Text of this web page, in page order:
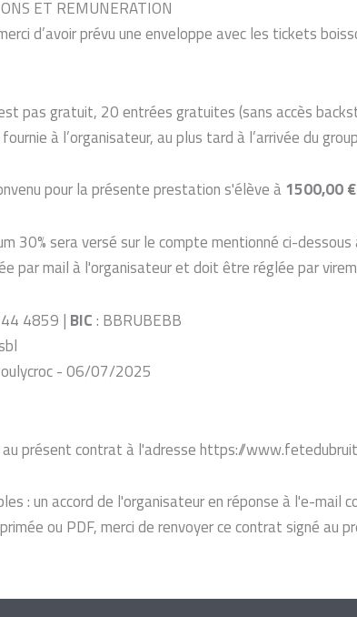
ET REMUNERATION
d’avoir prévu une enveloppe avec les tickets
pas gratuit, 20 entrées gratuites (sans accès
à l’organisateur, au plus tard à l’arrivée du
pour la présente prestation s'élève à1500,00 €
30% sera versé sur le compte mentionné ci-
par mail à l'organisateur et doit être réglée par
4859 | BIC: BBRUBEBB
- 06/07/2025
au présent contrat à l'adresse https://
: un accord de l'organisateur en réponse à l'e-
ou PDF, merci de renvoyer ce contrat signé au